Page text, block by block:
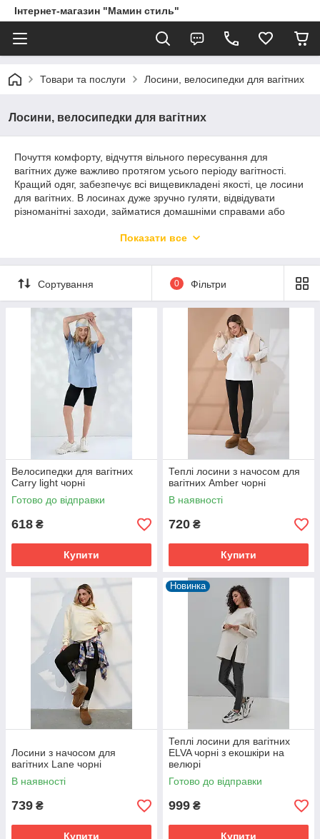
Інтернет-магазин "Мамин стиль"
Товари та послуги Лосини, велосипедки для вагітних
Лосини, велосипедки для вагітних
Почуття комфорту, відчуття вільного пересування для
вагітних дуже важливо протягом усього періоду вагітності.
Кращий одяг, забезпечує всі вищевикладені якості, це лосини
для вагітних. В лосинах дуже зручно гуляти, відвідувати
різноманітні заходи, займатися домашніми справами або
маминстиль.сом- це зручність, комфорт і
Показати все
Сортування 0 Фільтри
Велосипедки для вагітних
Carry light чорні
Готово до відправки
618 ₴
Купити
Теплі лосини з начосом для
вагітних Amber чорні
В наявності
720 ₴
Купити
Лосини з начосом для
вагітних Lane чорні
В наявності
739 ₴
Купити
Новинка
Теплі лосини для вагітних
ELVA чорні з екошкіри на
велюрі
Готово до відправки
999 ₴
Купити